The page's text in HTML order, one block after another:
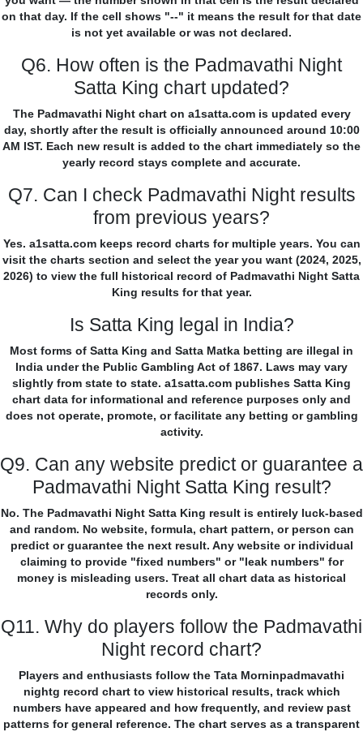
on that day. If the cell shows "--" it means the result for that date
is not yet available or was not declared.
Q6. How often is the Padmavathi Night
Satta King chart updated?
The Padmavathi Night chart on a1satta.com is updated every
day, shortly after the result is officially announced around 10:00
AM IST. Each new result is added to the chart immediately so the
yearly record stays complete and accurate.
Q7. Can I check Padmavathi Night results
from previous years?
Yes. a1satta.com keeps record charts for multiple years. You can
visit the charts section and select the year you want (2024, 2025,
2026) to view the full historical record of Padmavathi Night Satta
King results for that year.
Is Satta King legal in India?
Most forms of Satta King and Satta Matka betting are illegal in
India under the Public Gambling Act of 1867. Laws may vary
slightly from state to state. a1satta.com publishes Satta King
chart data for informational and reference purposes only and
does not operate, promote, or facilitate any betting or gambling
activity.
Q9. Can any website predict or guarantee a
Padmavathi Night Satta King result?
No. The Padmavathi Night Satta King result is entirely luck-based
and random. No website, formula, chart pattern, or person can
predict or guarantee the next result. Any website or individual
claiming to provide "fixed numbers" or "leak numbers" for
money is misleading users. Treat all chart data as historical
records only.
Q11. Why do players follow the Padmavathi
Night record chart?
Players and enthusiasts follow the Tata Morninpadmavathi
nightg record chart to view historical results, track which
numbers have appeared and how frequently, and review past
patterns for general reference. The chart serves as a transparent